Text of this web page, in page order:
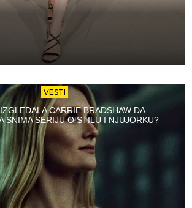
VESTI
CARRIE BRADSHAW DA
SNIMA SERIJU O STILU I NJUJORKU?